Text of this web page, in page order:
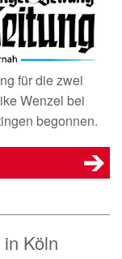
für die zwei
Wenzel bei
begonnen.
Köln